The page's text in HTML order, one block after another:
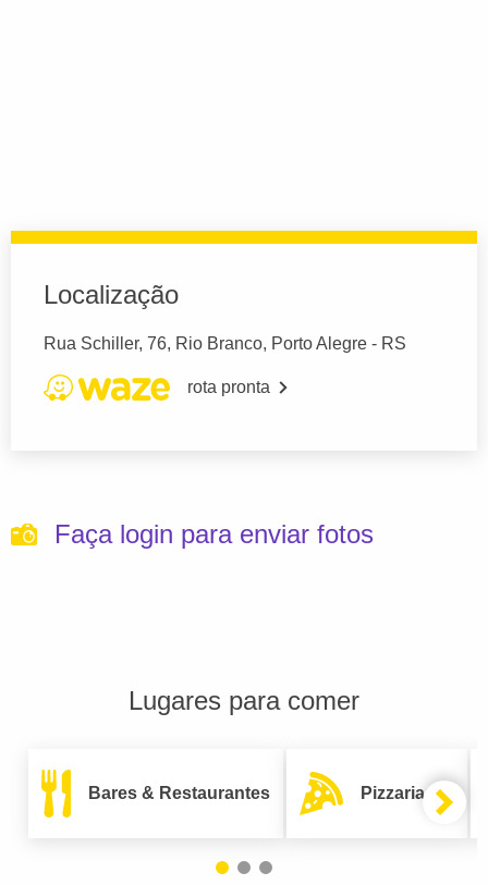
Localização
Rua Schiller, 76, Rio Branco, Porto Alegre - RS
rota pronta
Faça login para enviar fotos
Lugares para comer
Bares & Restaurantes Pizzarias